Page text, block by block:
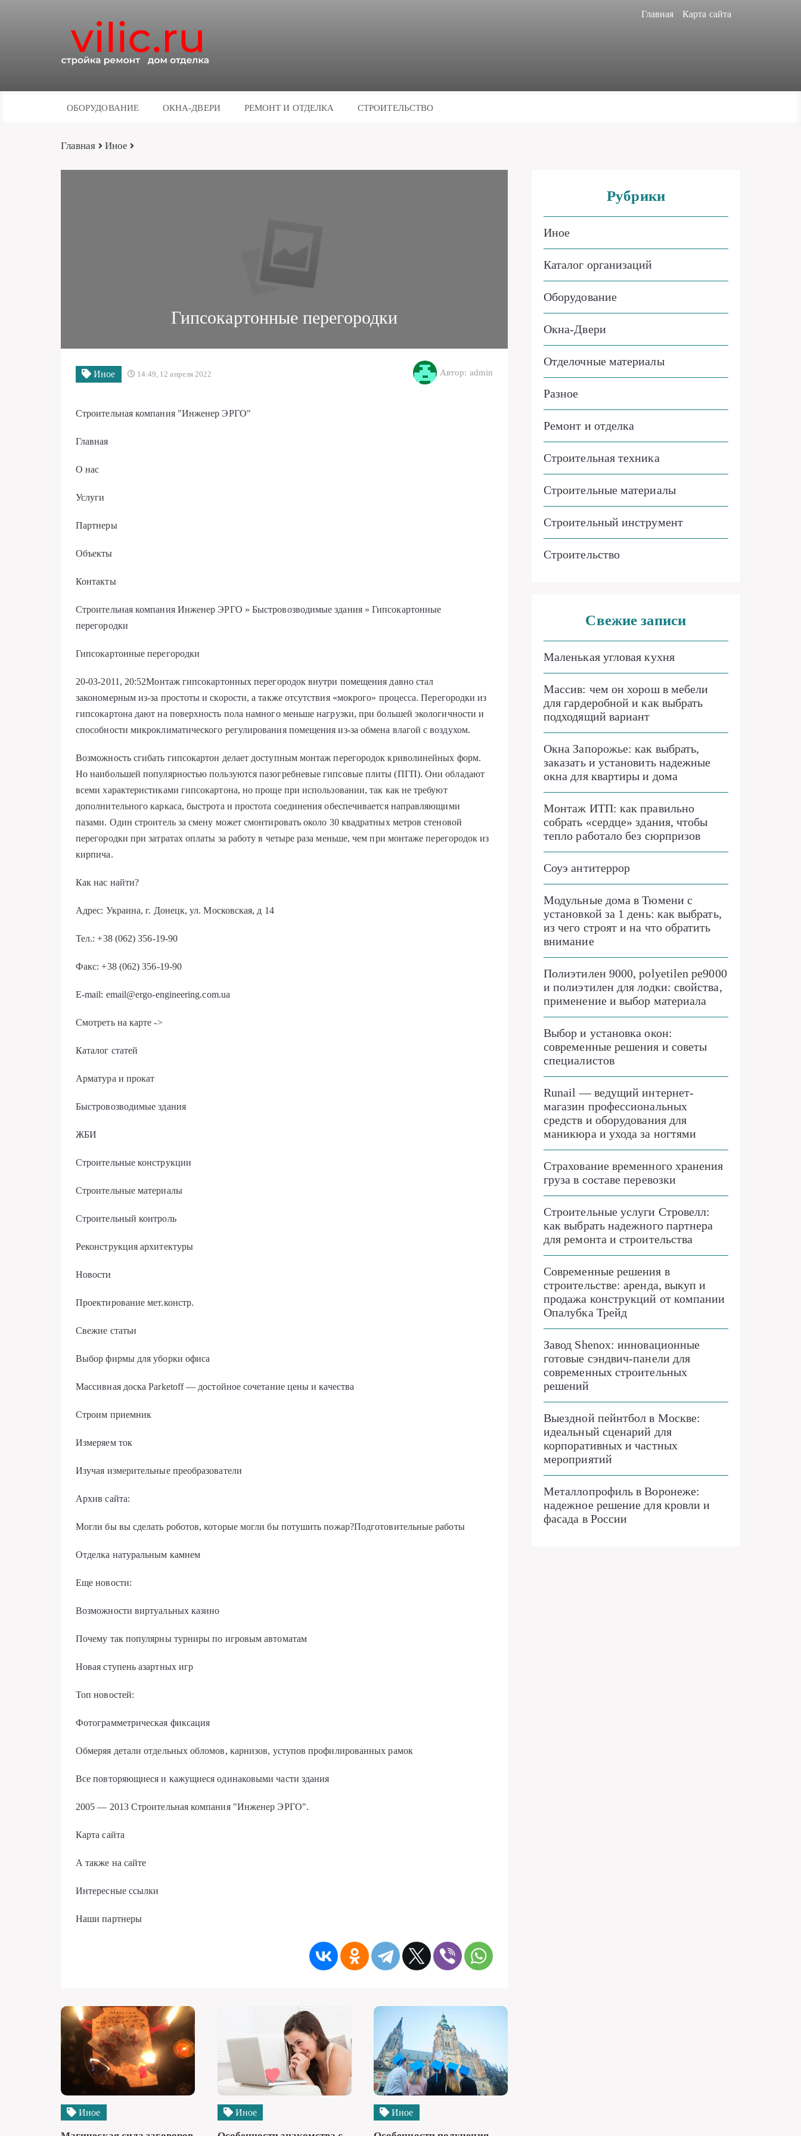
Главная Карта сайта
ОБОРУДОВАНИЕ ОКНА-ДВЕРИ РЕМОНТ И ОТДЕЛКА СТРОИТЕЛЬСТВО
Главная Иное
Гипсокартонные перегородки
Иное 14:49, 12 апреля 2022 Автор: admin
Строительная компания "Инженер ЭРГО"
Главная
О нас
Услуги
Партнеры
Объекты
Контакты
Строительная компания Инженер ЭРГО » Быстровозводимые здания » Гипсокартонные
перегородки
Гипсокартонные перегородки
20-03-2011, 20:52Монтаж гипсокартонных перегородок внутри помещения давно стал
закономерным из-за простоты и скорости, а также отсутствия «мокрого» процесса. Перегородки из
гипсокартона дают на поверхность пола намного меньше нагрузки, при большей экологичности и
способности микроклиматического регулирования помещения из-за обмена влагой с воздухом.
Возможность сгибать гипсокартон делает доступным монтаж перегородок криволинейных форм.
Но наибольшей популярностью пользуются пазогребневые гипсовые плиты (ПГП). Они обладают
всеми характеристиками гипсокартона, но проще при использовании, так как не требуют
дополнительного каркаса, быстрота и простота соединения обеспечивается направляющими
пазами. Один строитель за смену может смонтировать около 30 квадратных метров стеновой
перегородки при затратах оплаты за работу в четыре раза меньше, чем при монтаже перегородок из
кирпича.
Как нас найти?
Адрес: Украина, г. Донецк, ул. Московская, д 14
Тел.: +38 (062) 356-19-90
Факс: +38 (062) 356-19-90
E-mail: email@ergo-engineering.com.ua
Смотреть на карте ->
Каталог статей
Арматура и прокат
Быстровозводимые здания
ЖБИ
Строительные конструкции
Строительные материалы
Строительный контроль
Реконструкция архитектуры
Новости
Проектирование мет.констр.
Свежие статьи
Выбор фирмы для уборки офиса
Массивная доска Parketoff — достойное сочетание цены и качества
Строим приемник
Измеряем ток
Изучая измерительные преобразователи
Архив сайта:
Могли бы вы сделать роботов, которые могли бы потушить пожар?Подготовительные работы
Отделка натуральным камнем
Еще новости:
Возможности виртуальных казино
Почему так популярны турниры по игровым автоматам
Новая ступень азартных игр
Топ новостей:
Фотограмметрическая фиксация
Обмеряя детали отдельных обломов, карнизов, уступов профилированных рамок
Все повторяющиеся и кажущиеся одинаковыми части здания
2005 — 2013 Строительная компания "Инженер ЭРГО".
Карта сайта
А также на сайте
Интересные ссылки
Наши партнеры
Иное Иное Иное
Рубрики
Иное
Каталог организаций
Оборудование
Окна-Двери
Отделочные материалы
Разное
Ремонт и отделка
Строительная техника
Строительные материалы
Строительный инструмент
Строительство
Свежие записи
Маленькая угловая кухня
Массив: чем он хорош в мебели
для гардеробной и как выбрать
подходящий вариант
Окна Запорожье: как выбрать,
заказать и установить надежные
окна для квартиры и дома
Монтаж ИТП: как правильно
собрать «сердце» здания, чтобы
тепло работало без сюрпризов
Соуэ антитеррор
Модульные дома в Тюмени с
установкой за 1 день: как выбрать,
из чего строят и на что обратить
внимание
Полиэтилен 9000, polyetilen pe9000
и полиэтилен для лодки: свойства,
применение и выбор материала
Выбор и установка окон:
современные решения и советы
специалистов
Runail — ведущий интернет-
магазин профессиональных
средств и оборудования для
маникюра и ухода за ногтями
Страхование временного хранения
груза в составе перевозки
Строительные услуги Стровелл:
как выбрать надежного партнера
для ремонта и строительства
Современные решения в
строительстве: аренда, выкуп и
продажа конструкций от компании
Опалубка Трейд
Завод Shenox: инновационные
готовые сэндвич-панели для
современных строительных
решений
Выездной пейнтбол в Москве:
идеальный сценарий для
корпоративных и частных
мероприятий
Металлопрофиль в Воронеже:
надежное решение для кровли и
фасада в России